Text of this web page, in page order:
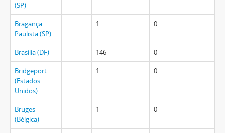
(SP)
Bragança
Paulista (SP)
1 0
Brasília (DF) 146 0
Bridgeport
(Estados
Unidos)
1 0
Bruges
(Bélgica)
1 0